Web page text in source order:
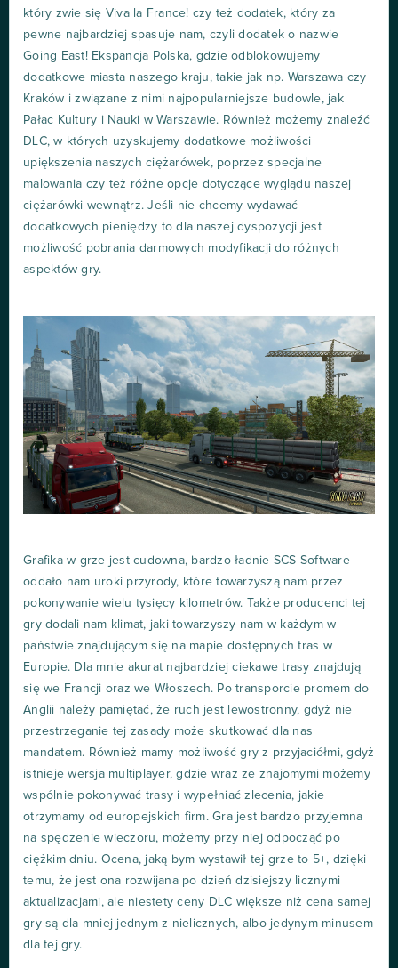
który zwie się Viva la France! czy też dodatek, który za
pewne najbardziej spasuje nam, czyli dodatek o nazwie
Going East! Ekspancja Polska, gdzie odblokowujemy
dodatkowe miasta naszego kraju, takie jak np. Warszawa czy
Kraków i związane z nimi najpopularniejsze budowle, jak
Pałac Kultury i Nauki w Warszawie. Również możemy znaleźć
DLC, w których uzyskujemy dodatkowe możliwości
upiększenia naszych ciężarówek, poprzez specjalne
malowania czy też różne opcje dotyczące wyglądu naszej
ciężarówki wewnątrz. Jeśli nie chcemy wydawać
dodatkowych pieniędzy to dla naszej dyspozycji jest
możliwość pobrania darmowych modyfikacji do różnych
aspektów gry.
Grafika w grze jest cudowna, bardzo ładnie SCS Software
oddało nam uroki przyrody, które towarzyszą nam przez
pokonywanie wielu tysięcy kilometrów. Także producenci tej
gry dodali nam klimat, jaki towarzyszy nam w każdym w
państwie znajdującym się na mapie dostępnych tras w
Europie. Dla mnie akurat najbardziej ciekawe trasy znajdują
się we Francji oraz we Włoszech. Po transporcie promem do
Anglii należy pamiętać, że ruch jest lewostronny, gdyż nie
przestrzeganie tej zasady może skutkować dla nas
mandatem. Również mamy możliwość gry z przyjaciółmi, gdyż
istnieje wersja multiplayer, gdzie wraz ze znajomymi możemy
wspólnie pokonywać trasy i wypełniać zlecenia, jakie
otrzymamy od europejskich firm. Gra jest bardzo przyjemna
na spędzenie wieczoru, możemy przy niej odpocząć po
ciężkim dniu. Ocena, jaką bym wystawił tej grze to 5+, dzięki
temu, że jest ona rozwijana po dzień dzisiejszy licznymi
aktualizacjami, ale niestety ceny DLC większe niż cena samej
gry są dla mniej jednym z nielicznych, albo jedynym minusem
dla tej gry.